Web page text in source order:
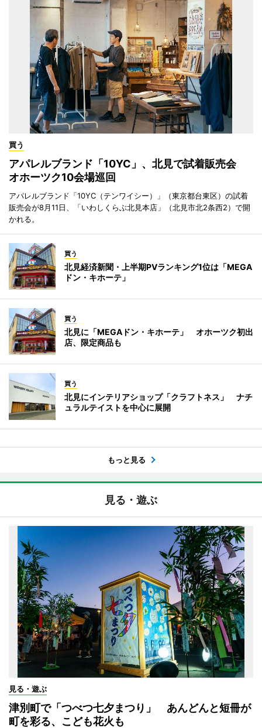
買う
アパレルブランド「10YC」、北見で試着販売会
オホーツク10会場巡回
アパレルブランド「10YC（テンワイシー）」（東京都台東区）の試着
販売会が8月11日、「いわしくらぶ北見本店」（北見市北2条西2）で開
かれる。
買う
北見経済新聞・上半期PVランキング1位は「MEGA
ドン・キホーテ」
買う
北見に「MEGAドン・キホーテ」 オホーツク初出
店、限定商品も
買う
北見にインテリアショップ「クラフトネス」 ナチ
ュラルテイストを中心に展開
もっと見る
見る・遊ぶ
見る・遊ぶ
津別町で「つべつ七夕まつり」 あんどんと短冊が
町を彩る、こども花火も